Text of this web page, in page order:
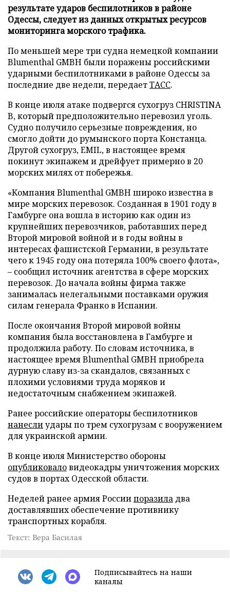
результате ударов беспилотников в районе
Одессы, следует из данных открытых ресурсов
мониторинга морского трафика.
По меньшей мере три судна немецкой компании
Blumenthal GMBH были поражены российскими
ударными беспилотниками в районе Одессы за
последние две недели, передаетТАСС.
В конце июля атаке подвергся сухогруз CHRISTINA
B, который предположительно перевозил уголь.
Судно получило серьезные повреждения, но
смогло дойти до румынского порта Констанца.
Другой сухогруз, EMIL, в настоящее время
покинут экипажем и дрейфует примерно в 20
морских милях от побережья.
«Компания Blumenthal GMBH широко известна в
мире морских перевозок. Созданная в 1901 году в
Гамбурге она вошла в историю как один из
крупнейших перевозчиков, работавших перед
Второй мировой войной и в годы войны в
интересах фашистской Германии, в результате
чего к 1945 году она потеряла 100% своего флота»,
– сообщил источник агентства в сфере морских
перевозок. До начала войны фирма также
занималась нелегальными поставками оружия
силам генерала Франко в Испании.
После окончания Второй мировой войны
компания была восстановлена в Гамбурге и
продолжила работу. По словам источника, в
настоящее время Blumenthal GMBH приобрела
дурную славу из-за скандалов, связанных с
плохими условиями труда моряков и
недостаточным снабжением экипажей.
Ранее российские операторы беспилотников
нанеслиудары по трем сухогрузам с вооружением
для украинской армии.
В конце июля Министерство обороны
опубликоваловидеокадры уничтожения морских
судов в портах Одесской области.
Неделей ранее армия Россиипоразила два
доставлявших обеспечение противнику
транспортных корабля.
Текст: Вера Басилая
Подписывайтесь на наши
каналы